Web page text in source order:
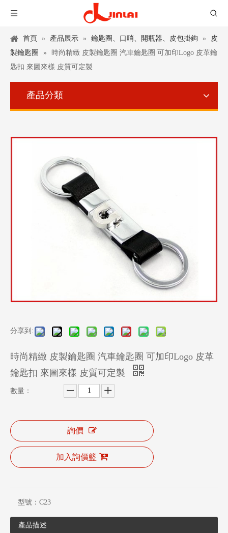
首頁 » 產品展示 » 鑰匙圈、口哨、開瓶器、皮包掛鉤 »
皮
製鑰匙圈
»
時尚精緻 皮製鑰匙圈 汽車鑰匙圈 可加印Logo 皮革鑰
匙扣 來圖來樣 皮質可定製
產品分類
分享到:
時尚精緻 皮製鑰匙圈 汽車鑰匙圈 可加印Logo 皮革
鑰匙扣 來圖來樣 皮質可定製
數量：
詢價
加入詢價籃
型號： C23
產品描述